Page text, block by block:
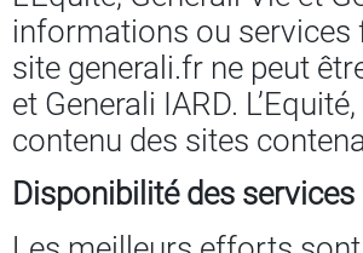
informations ou services
site generali.fr ne peut
et Generali IARD.
contenu des sites
Disponibilité des services